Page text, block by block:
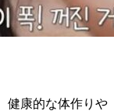
健康的な体作りや